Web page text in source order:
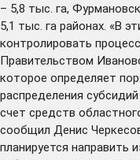
– 5,8 тыс. га,
5,1 тыс. га районах. «В
контролировать
Правительством
которое определяет
распределения
счет средств
сообщил Денис
планируется направить